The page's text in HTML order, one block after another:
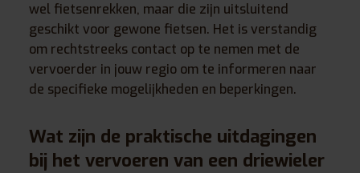
wel fietsenrekken, maar die zijn uitsluitend
geschikt voor gewone fietsen. Het is verstandig
om rechtstreeks contact op te nemen met de
vervoerder in jouw regio om te informeren naar
de specifieke mogelijkheden en beperkingen.
Wat zijn de praktische uitdagingen
bij het vervoeren van een driewieler